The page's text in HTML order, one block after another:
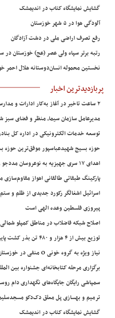
گشایش نمایشگاه کتاب در اندیمشک
آلودگی هوا در ۵ شهر خوزستان
رفع تصرف اراضی ملی در دشت آزادگان
رتبه برتر سپاه ولی عصر (عج) خوزستان
نخستین محموله انسان‌دوستانه هلال احمر
پربازدیدترین اخبار
۲ ساعت تاخیر در آغاز به‌کار ادارات و مدارس ۶ شهر خوزستان
مدیرعامل سازمان سیما، منظر و فضای
توسعه خدمات الکترونیکی در اداره کل
حوزه بسیج شهیدعباسپور موفق‌ترین حوزه
اهدای ۱۷ سری جهیزیه به نوعروسان مددجو رامهرمز
پارکینگ طبقاتی طالقانی اهواز مقاوم‌سازی
اسرائیل اشغالگر رکورد جدیدی از ظلم و
پیروزی فلسطین وعده الهی است
اصلاح شبکه فاضلاب در مناطق کمپلو
توزیع بیش از ۴ هزار و ۴۸۰ تن بذر کشت پاییزه در خوزستان
نیاز ویژه به گروه خونی O منفی در خوزستان
برگزاری مرحله کتابخانه‌ای جشنواره بین
سمپاشی رایگان جایگاه‌های نگهداری دام
ترمیم و بهسازی پل معلق دک‌دکو
گشایش نمایشگاه کتاب در اندیمشک